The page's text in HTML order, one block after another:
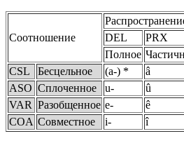
Соотношение
DEL
PRX
Полное
CSL
Бесцельное (a-) * â
ASO Сплоченное u- û
VAR Разобщенное e- ê
COA Совместное i- î